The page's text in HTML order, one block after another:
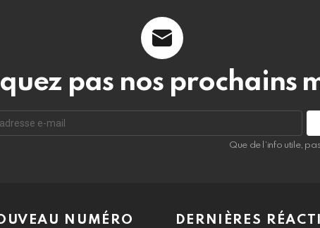
pas nos prochains
Que de l’info utile,
NUMÉRO DERNIÈRES